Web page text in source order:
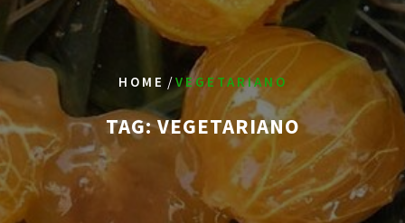
HOME /VEGETARIANO
TAG:VEGETARIANO